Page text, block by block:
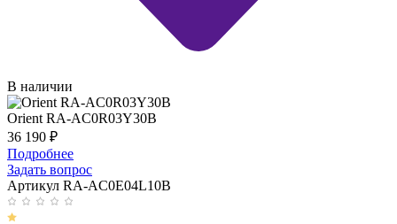
В наличии
Orient RA-AC0R03Y30B
36 190 ₽
Подробнее
Задать вопрос
Артикул RA-AC0E04L10B